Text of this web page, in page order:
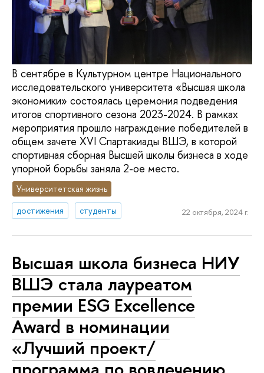
В сентябре в Культурном центре Национального
исследовательского университета «Высшая школа
экономики» состоялась церемония подведения
итогов спортивного сезона 2023-2024. В рамках
мероприятия прошло награждение победителей в
общем зачете XVI Спартакиады ВШЭ, в которой
спортивная сборная Высшей школы бизнеса в ходе
упорной борьбы заняла 2-ое место.
Университетская жизнь
достижения
студенты 22 октября, 2024 г.
Высшая школа бизнеса НИУ
ВШЭ стала лауреатом
премии ESG Excellence
Award в номинации
«Лучший проект/